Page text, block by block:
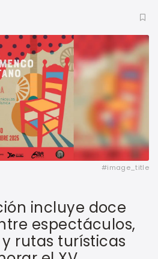
#image_title
incluye doce
espectáculos,
rutas turísticas